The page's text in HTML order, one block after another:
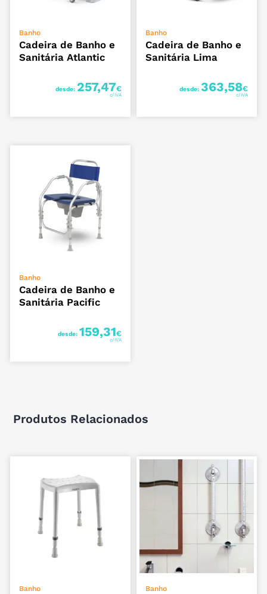
Banho
Cadeira de Banho e
Sanitária Atlantic
desde: 257,47€
Banho
Cadeira de Banho e
Sanitária Lima
desde: 363,58€
Banho
Cadeira de Banho e
Sanitária Pacific
desde: 159,31€
Produtos Relacionados
Banho Banho